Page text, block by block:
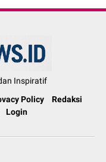
Inspiratif
Policy
Redaksi
Login